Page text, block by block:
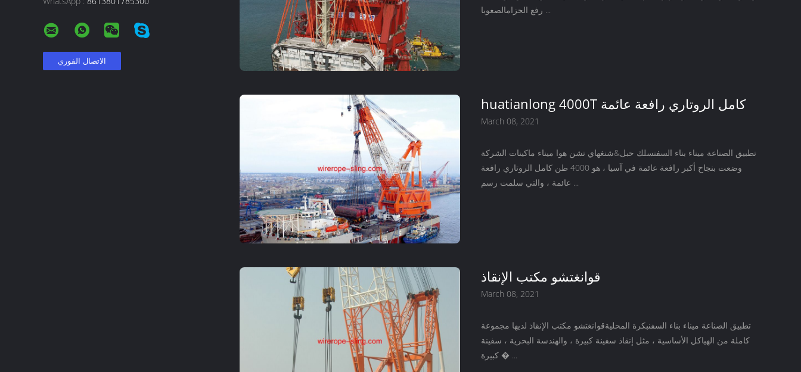
رفع الحزامالصعوبا ...
huatianlong 4000T كامل الروتاري رافعة عائمة
March 08, 2021
تطبيق الصناعة ميناء بناء السفنسلك حبل&شنغهاي تشن هوا ميناء ماكينات الشركة
وضعت بنجاح أكبر رافعة عائمة في آسيا ، هو 4000 طن كامل الروتاري رافعة
عائمة ، والتي سلمت رسم ...
قوانغتشو مكتب الإنقاذ
March 08, 2021
تطبيق الصناعة ميناء بناء السفنبكرة المحليةقوانغتشو مكتب الإنقاذ لديها مجموعة
كاملة من الهياكل الأساسية ، مثل إنقاذ سفينة كبيرة ، والهندسة البحرية ، سفينة
كبيرة � ...